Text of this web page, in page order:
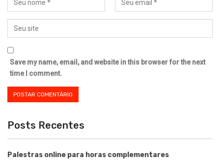
Save my name, email, and website in this browser for the next
time I comment.
Posts Recentes
Palestras online para horas complementares